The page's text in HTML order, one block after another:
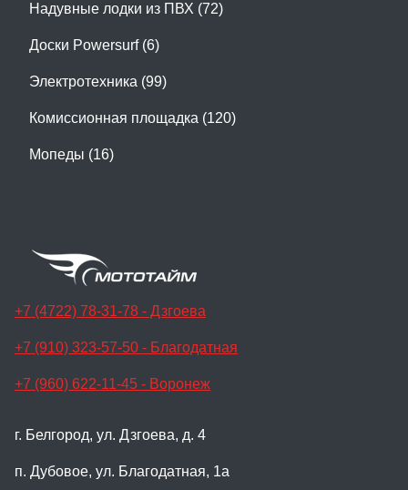
Надувные лодки из ПВХ (72)
Доски Powersurf (6)
Электротехника (99)
Комиссионная площадка (120)
Мопеды (16)
+7 (4722) 78-31-78 - Дзгоева
+7 (910) 323-57-50 - Благодатная
+7 (960) 622-11-45 - Воронеж
г. Белгород, ул. Дзгоева, д. 4
п. Дубовое, ул. Благодатная, 1а